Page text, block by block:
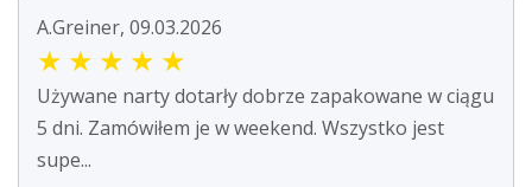
A.Greiner, 09.03.2026
★ ★ ★ ★ ★
Używane narty dotarły dobrze zapakowane w ciągu
5 dni. Zamówiłem je w weekend. Wszystko jest
supe...